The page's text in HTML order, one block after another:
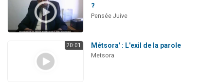
?
Pensée Juive
20:01 Métsora' : L'exil de la parole
Metsora